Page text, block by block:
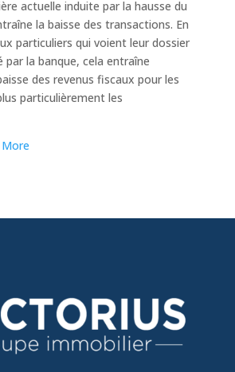
actuelle induite par la hausse du
la baisse des transactions. En
particuliers qui voient leur dossier
par la banque, cela entraîne
des revenus fiscaux pour les
particulièrement les
More